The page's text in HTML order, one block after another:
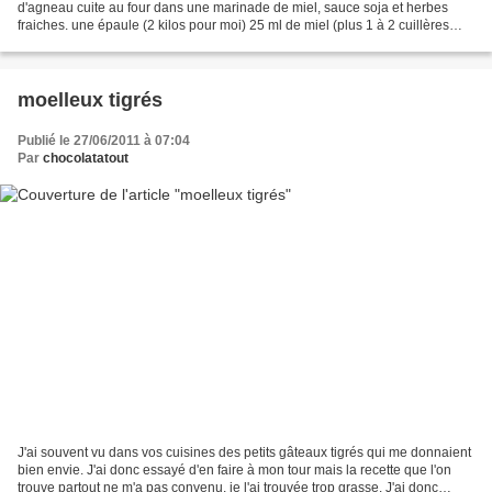
d'agneau cuite au four dans une marinade de miel, sauce soja et herbes
fraiches. une épaule (2 kilos pour moi) 25 ml de miel (plus 1 à 2 cuillères
moelleux tigrés
Publié le 27/06/2011 à 07:04
Par chocolatatout
J'ai souvent vu dans vos cuisines des petits gâteaux tigrés qui me donnaient
bien envie. J'ai donc essayé d'en faire à mon tour mais la recette que l'on
trouve partout ne m'a pas convenu, je l'ai trouvée trop grasse. J'ai donc